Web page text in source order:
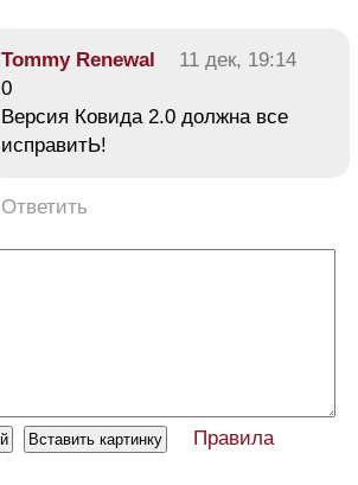
Tommy Renewal
11 дек, 19:14
0
Версия Ковида 2.0 должна все
исправитЬ!
Ответить
Правила